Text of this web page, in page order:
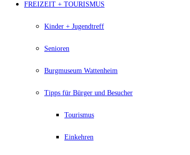
FREIZEIT + TOURISMUS
Kinder + Jugendtreff
Senioren
Burgmuseum Wattenheim
Tipps für Bürger und Besucher
Tourismus
Einkehren